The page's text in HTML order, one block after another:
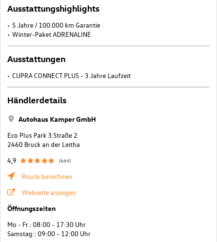
Ausstattungshighlights
5 Jahre / 100.000 km Garantie
Winter-Paket ADRENALINE
Ausstattungen
CUPRA CONNECT PLUS - 3 Jahre Laufzeit
Händlerdetails
Autohaus Kamper GmbH
Eco Plus Park 3.Straße 2
2460 Bruck an der Leitha
4,9
(664)
Route berechnen
Webseite anzeigen
Öffnungszeiten
Mo - Fr.: 08:00 - 17:30 Uhr
Samstag:: 09:00 - 12:00 Uhr